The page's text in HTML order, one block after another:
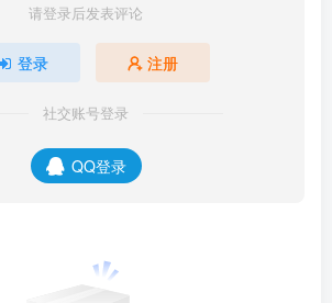
请登录后发表评论
登录 注册
社交账号登录
QQ登录